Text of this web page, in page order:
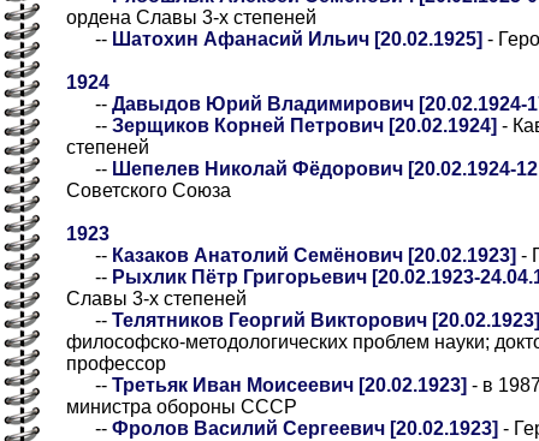
ордена Славы 3-х степеней
-- Шатохин Афанасий Ильич [20.02.1925] -
1924
-- Давыдов Юрий Владимирович [20.02.1924-
-- Зерщиков Корней Петрович [20.02.1924] -
степеней
-- Шепелев Николай Фёдорович [20.02.1924-
Советского Союза
1923
-- Казаков Анатолий Семёнович [20.02.1923] -
-- Рыхлик Пётр Григорьевич [20.02.1923-
Славы 3-х степеней
-- Телятников Георгий Викторович [20.02.1923]
философско-методологических проблем науки;
профессор
-- Третьяк Иван Моисеевич [20.02.1923] - в
министра обороны СССР
-- Фролов Василий Сергеевич [20.02.1923] -